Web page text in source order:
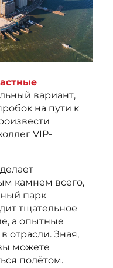
вариант,
на пути к
VIP-
камнем всего,
парк
тщательное
а опытные
отрасли. Зная,
можете
полётом.